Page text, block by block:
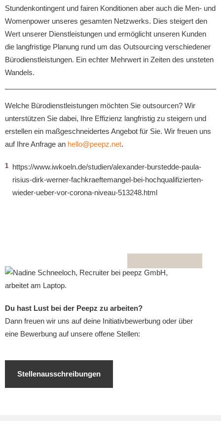
Stundenkontingent und fairen Konditionen aber auch die Men- und
Womenpower unseres gesamten Netzwerks. Dies steigert den
Wert unserer Dienstleistungen und ermöglicht unseren Kunden
die langfristige Planung rund um das Outsourcing verschiedener
Bürodienstleistungen. Ein echter Mehrwert in Zeiten des unsteten
Wandels.
Welche Bürodienstleistungen möchten Sie outsourcen? Wir
unterstützen Sie dabei, Ihre Effizienz langfristig zu steigern und
erstellen ein maßgeschneidertes Angebot für Sie. Wir freuen uns
auf Ihre Anfrage an hello@peepz.net.
https://www.iwkoeln.de/studien/alexander-burstedde-paula-
risius-dirk-werner-fachkraeftemangel-bei-hochqualifizierten-
wieder-ueber-vor-corona-niveau-513248.html
Du hast Lust bei der Peepz zu arbeiten?
Dann freuen wir uns auf deine Initiativbewerbung oder über
eine Bewerbung auf unsere offene Stellen:
Stellenausschreibungen